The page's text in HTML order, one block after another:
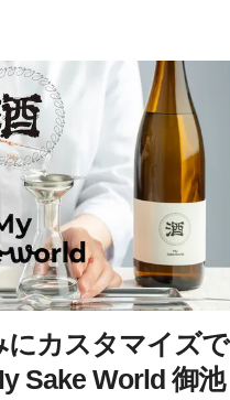
にカスタマイズで
Sake World 御池